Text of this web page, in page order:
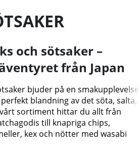
och sötsaker –
från Japan
bjuder på en smakupplevelse
blandning av det söta, salta,
sortiment hittar du allt från
till knapriga chips,
kex och nötter med wasabi